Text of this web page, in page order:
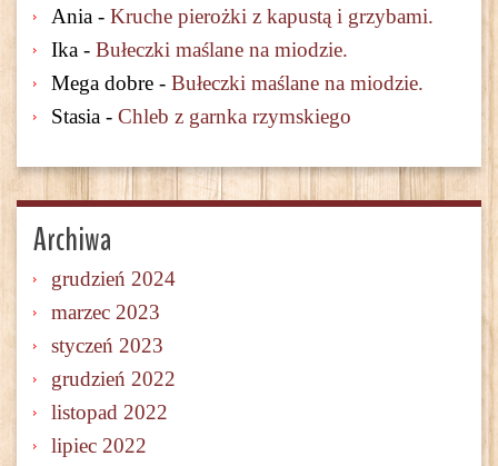
Ania - Kruche pierożki z kapustą i grzybami.
Ika - Bułeczki maślane na miodzie.
Mega dobre - Bułeczki maślane na miodzie.
Stasia - Chleb z garnka rzymskiego
Archiwa
grudzień 2024
marzec 2023
styczeń 2023
grudzień 2022
listopad 2022
lipiec 2022